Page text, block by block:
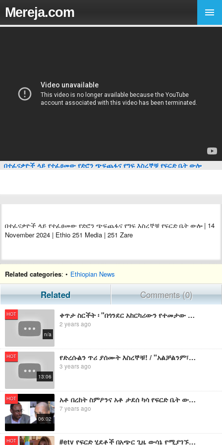
Mereja.com
በተፈናቃዮች ላይ የተፈፀመው የድሮን ጭፍጨፋና የግፍ እስረኞቹ የፍርድ ቤት ውሎ
በተፈናቃዮች ላይ የተፈፀመው የድሮን ጭፍጨፋና የግፍ እስረኞቹ የፍርድ ቤት ውሎ | 14
November 2024 | Ethio 251 Media | 251 Zare
Related categories: • Ethiopian News
Related Comments (0)
HOT
n/a
ቀጥታ ስርችት ፡ "በጎንደር አከርካሪውን የተመታው የብርሃኑ ጁላ ጦር እና በንፁሃን ላይ የተፈፀመው የድሮን ጥቃት" የኢትዮ 360 መረጃዎች
2 years ago
HOT
13:06
የድረሱልን ጥሪ ያሰሙት እስረኞቹ! / "አልቻልንም፣ ሊረሽኑን ነው"
3 years ago
HOT
06:02
አቶ በረከት ስምዖንና አቶ ታደሰ ካሳ የፍርድ ቤት ውሎና ሌሎችም የዕለቱ ዋና ዋና ዜናዎችን ያድምጡ፡፡
7 years ago
HOT #etv የፍርድ ሂደቶች በአጭር ጊዜ ውሳኔ የሚያገኙበት አሰራር ለመተግበር እየተሰራ መሆኑን የፌደራል ጠቅላይ ፍርድ ቤት አስታወቀ፡፡